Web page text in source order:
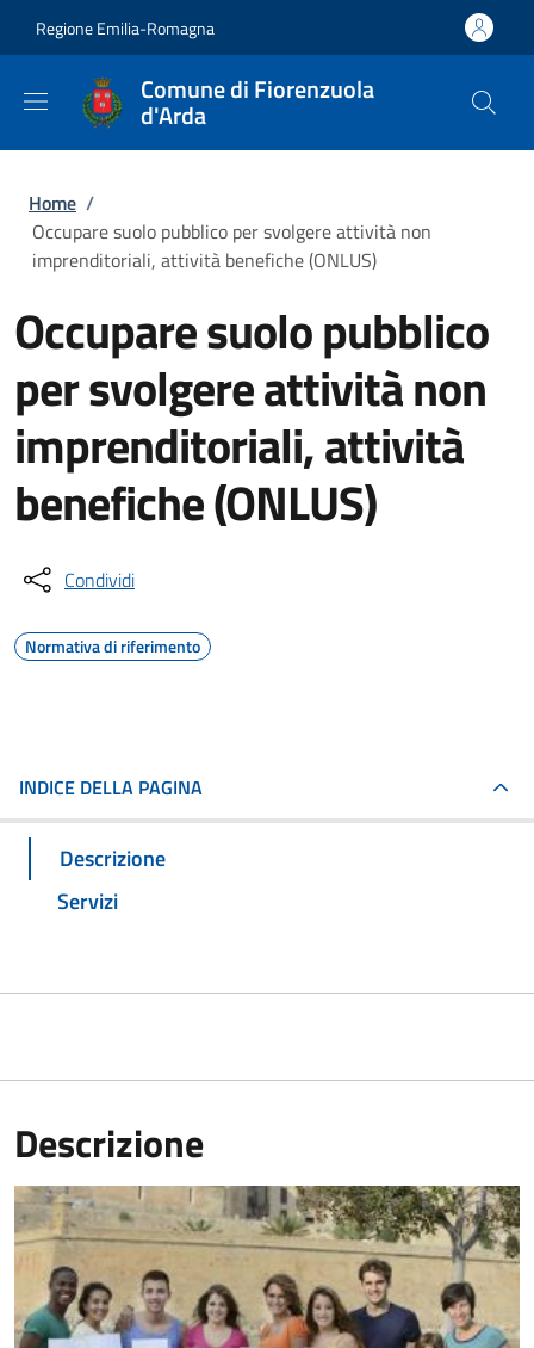
Regione Emilia-Romagna
Comune di Fiorenzuola
d'Arda
Briciole di pane
Home /
Occupare suolo pubblico per svolgere attività non
imprenditoriali, attività benefiche (ONLUS)
Occupare suolo pubblico
per svolgere attività non
imprenditoriali, attività
benefiche (ONLUS)
Condividi
Normativa di riferimento
INDICE DELLA PAGINA
Descrizione
Servizi
Descrizione